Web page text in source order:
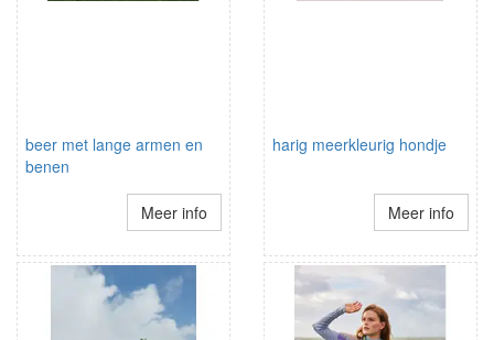
beer met lange armen en
benen
Meer info
harig meerkleurig hondje
Meer info